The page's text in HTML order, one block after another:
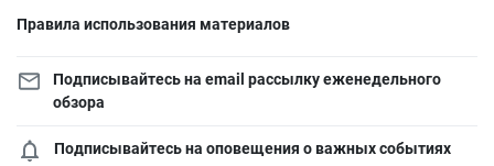
Правила использования материалов
Подписывайтесь на email рассылку еженедельного
обзора
Подписывайтесь на оповещения о важных событиях